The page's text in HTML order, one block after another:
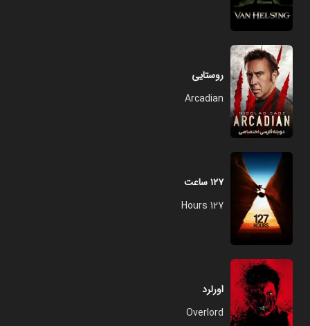
روستایی
Arcadian
۱۲۷ ساعت
127 Hours
اورلرد
Overlord